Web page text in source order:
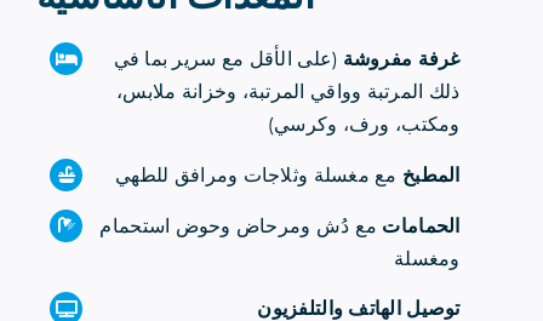
غرفة مفروشة (على الأقل مع سرير بما في
ذلك المرتبة وواقي المرتبة، وخزانة ملابس،
ومكتب، ورف، وكرسي)
المطبخ مع مغسلة وثلاجات ومرافق للطهي
الحمامات مع دُش ومرحاض وحوض استحمام
ومغسلة
توصيل الهاتف والتلفزيون